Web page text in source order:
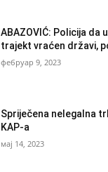
ABAZOVIĆ: Policija da
trajekt vraćen državi,
фебруар 9, 2023
Spriječena nelegalna
KAP-a
мај 14, 2023